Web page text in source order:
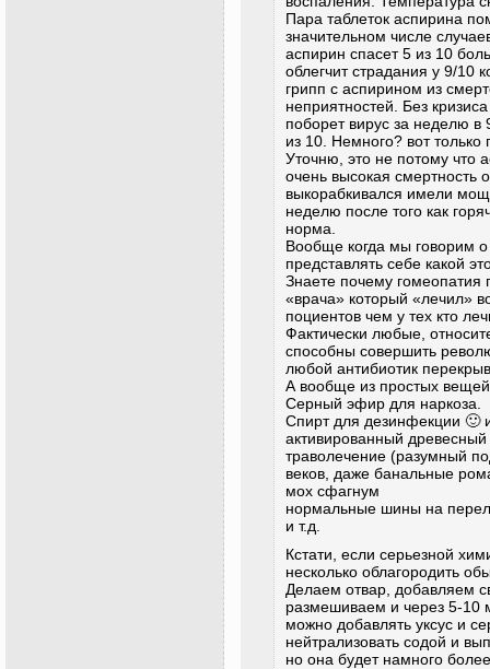
Пара таблеток аспирина
значительном числе
аспирин спасет 5 из 10
облегчит страдания у 9/10
грипп с аспирином из
неприятностей. Без
поборет вирус за неделю
из 10. Немного? вот
Уточню, это не потому что
очень высокая смертность
выкорабкивался имели
неделю после того как
норма.
Вообще когда мы говорим
представлять себе какой
Знаете почему гомеопатия
«врача» который
поциентов чем у тех кто
Фактически любые,
способны совершить
любой антибиотик
А вообще из простых
Серный эфир для наркоза.
Спирт для дезинфекции 🙂
активированный древесный
траволечение (разумный
веков, даже банальные
мох сфагнум
нормальные шины на
и т.д.
Кстати, если серьезной
несколько облагородить
Делаем отвар, добавляем
размешиваем и через 5-10
можно добавлять уксус и
нейтрализовать содой и
но она будет намного